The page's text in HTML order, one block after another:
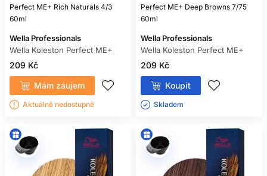
Perfect ME+ Rich Naturals 4/3
60ml
Wella Professionals
Wella Koleston Perfect ME+
209 Kč
Mám záujem
Aktuálně nedostupné
Perfect ME+ Deep Browns 7/75
60ml
Wella Professionals
Wella Koleston Perfect ME+
209 Kč
Koupit
Skladem ㅤ